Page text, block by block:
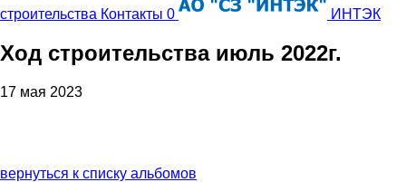
строительства Контакты 0 ИНТЭК
Ход строительства июль 2022г.
17 мая 2023
вернуться к списку альбомов